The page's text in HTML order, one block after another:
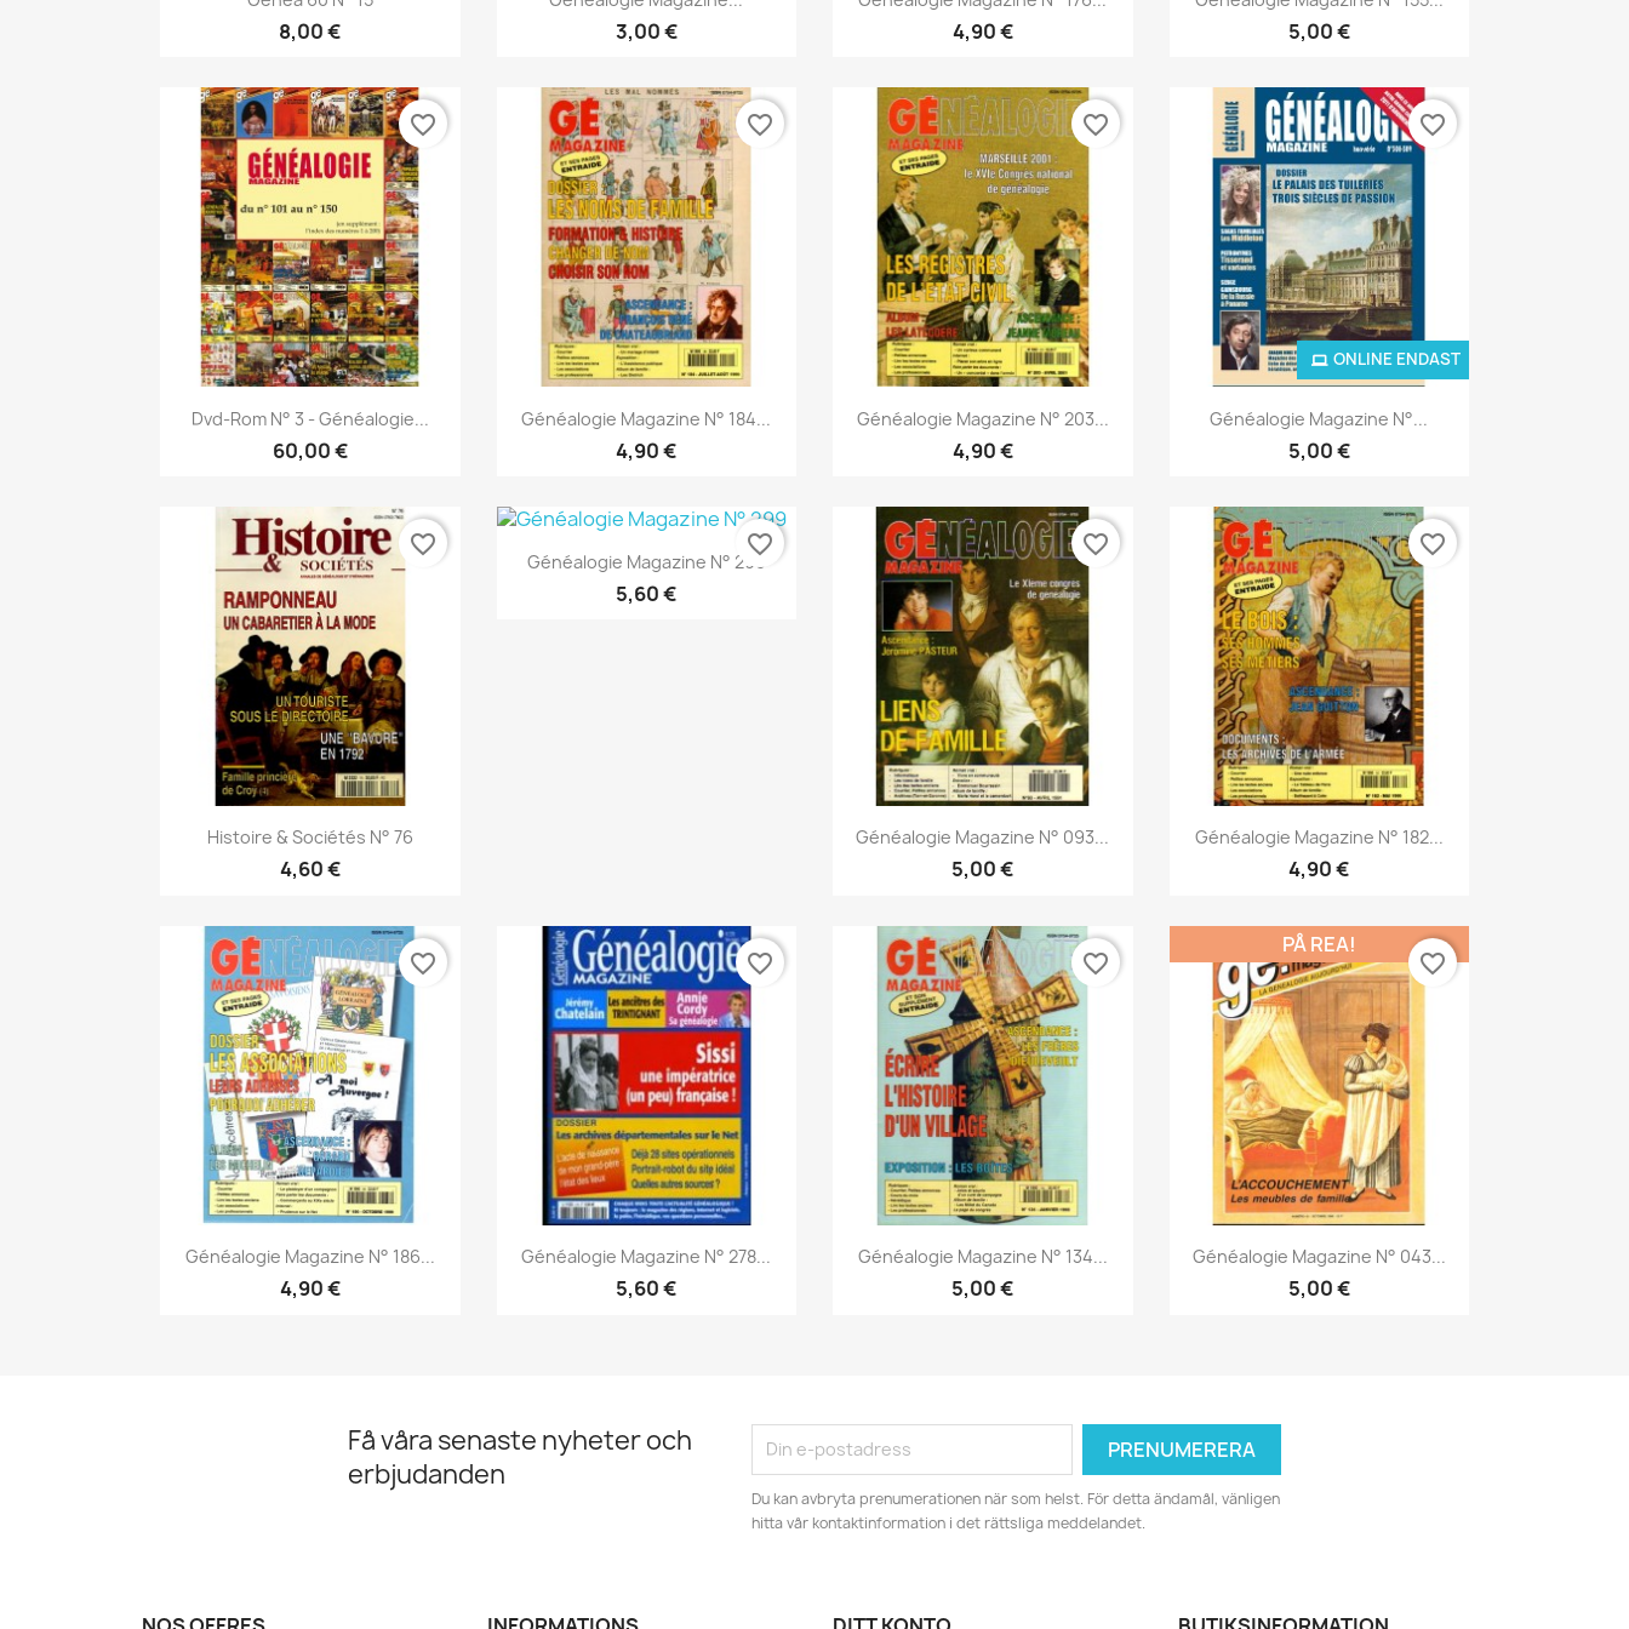
8,00 € 3,00 € 4,90 € 5,00 €
Snabbvy
Dvd-Rom N° 3 - Généalogie...
60,00 €
favorite_border
 Snabbvy
Généalogie Magazine N° 184...
4,90 €
favorite_border
 Snabbvy
Généalogie Magazine N° 203...
4,90 €
favorite_border
Snabbvy
Généalogie Magazine N°...
5,00 €
ONLINE ENDAST
favorite_border
Snabbvy
Histoire & Sociétés N° 76
4,60 €
favorite_border Snabbvy
Généalogie Magazine N° 299
5,60 €
favorite_border
 Snabbvy
Généalogie Magazine N° 093...
5,00 €
favorite_border
 Snabbvy
Généalogie Magazine N° 182...
4,90 €
favorite_border
 Snabbvy
Généalogie Magazine N° 186...
4,90 €
favorite_border
 Snabbvy
Généalogie Magazine N° 278...
5,60 €
favorite_border
 Snabbvy
Généalogie Magazine N° 134...
5,00 €
favorite_border
 Snabbvy
Généalogie Magazine N° 043...
5,00 €
PÅ REA!
favorite_border
Få våra senaste nyheter och
erbjudanden
Du kan avbryta prenumerationen när som helst. För detta ändamål, vänligen
hitta vår kontaktinformation i det rättsliga meddelandet.